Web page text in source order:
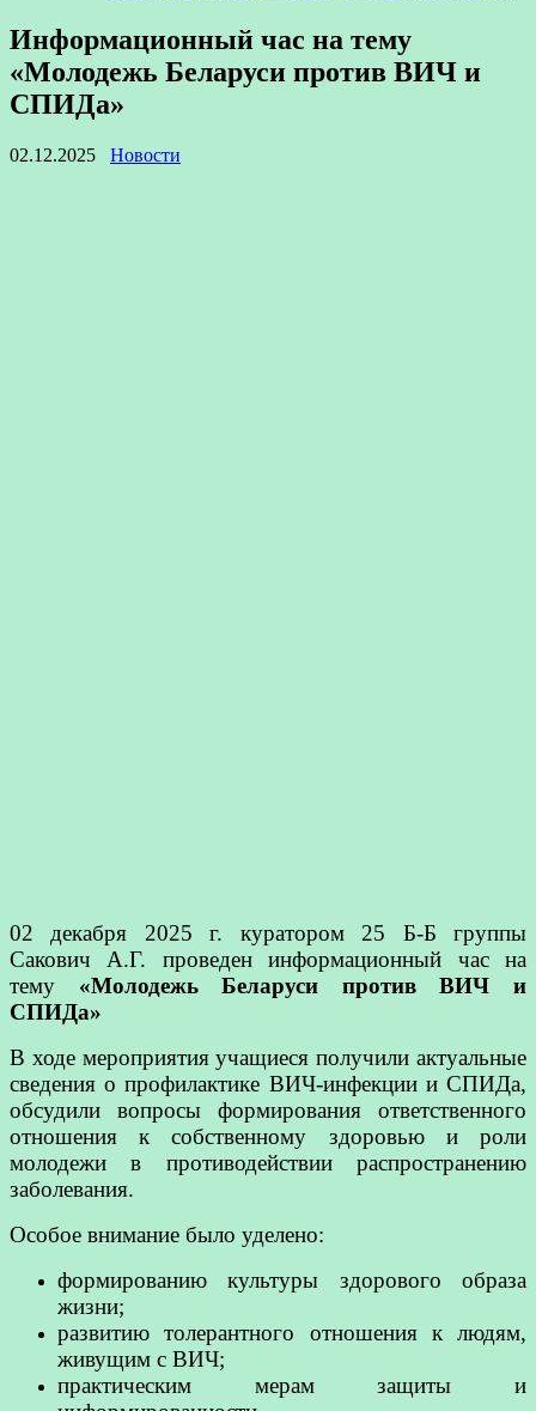
Информационный час на тему
«Молодежь Беларуси против ВИЧ и
СПИДа»
02.12.2025 Новости
02 декабря 2025 г. куратором 25 Б-Б группы
Сакович А.Г. проведен информационный час на
тему «Молодежь Беларуси против ВИЧ и
СПИДа»
В ходе мероприятия учащиеся получили актуальные
сведения о профилактике ВИЧ-инфекции и СПИДа,
обсудили вопросы формирования ответственного
отношения к собственному здоровью и роли
молодежи в противодействии распространению
заболевания.
Особое внимание было уделено:
формированию культуры здорового образа
жизни;
развитию толерантного отношения к людям,
живущим с ВИЧ;
практическим мерам защиты и